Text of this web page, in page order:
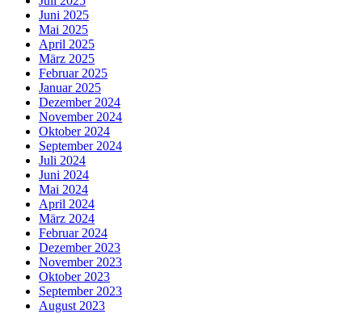
Juni 2025
Mai 2025
April 2025
März 2025
Februar 2025
Januar 2025
Dezember 2024
November 2024
Oktober 2024
September 2024
Juli 2024
Juni 2024
Mai 2024
April 2024
März 2024
Februar 2024
Dezember 2023
November 2023
Oktober 2023
September 2023
August 2023